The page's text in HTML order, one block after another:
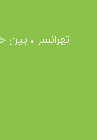
تهرانسر ، بین خیابان ۱۲ و ۱۴ بلوار